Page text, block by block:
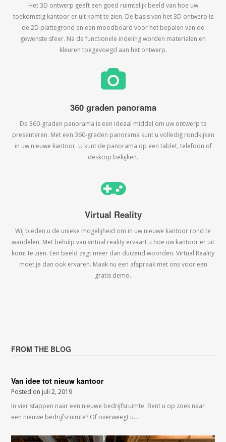
Het 3D ontwerp geeft een goed ruimtelijk beeld van hoe uw
toekomstig kantoor er uit komt te zien. De basis van het 3D ontwerp is
de 2D plattegrond en een moodboard voor het bepalen van de
gewenste sfeer. Na de functionele indeling worden materialen en
kleuren toegevoegd aan het ontwerp.
360 graden panorama
De 360-graden panorama is een ideaal middel om uw ontwerp te
presenteren. Met een 360-graden panorama kunt u volledig rondkijken
in uw nieuwe kantoor. U kunt de panorama op een tablet, telefoon of
desktop bekijken.
Virtual Reality
Wij bieden u de unieke mogelijheid om in uw nieuwe kantoor rond te
wandelen. Met behulp van virtual reality ervaart u hoe uw kantoor er uit
komt te zien. Een beeld zegt meer dan duizend woorden. Virtual Reality
moet je dan ook ervaren. Maak nu een afspraak met ons voor een
gratis demo.
FROM THE BLOG
Van idee tot nieuw kantoor
Posted on juli 2, 2019
In vier stappen naar een nieuwe bedrijfsruimte Bent u op zoek naar
een nieuwe bedrijfsruimte? Of overweegt u…